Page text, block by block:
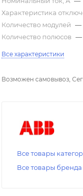
Характеристика
Количество модулей —
Количество полюсов —
Все характеристики
Возможен самовывоз,
Все товары
Все товары